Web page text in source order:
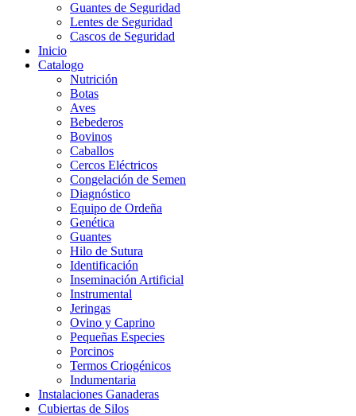
Guantes de Seguridad
Lentes de Seguridad
Cascos de Seguridad
Inicio
Catalogo
Nutrición
Botas
Aves
Bebederos
Bovinos
Caballos
Cercos Eléctricos
Congelación de Semen
Diagnóstico
Equipo de Ordeña
Genética
Guantes
Hilo de Sutura
Identificación
Inseminación Artificial
Instrumental
Jeringas
Ovino y Caprino
Pequeñas Especies
Porcinos
Termos Criogénicos
Indumentaria
Instalaciones Ganaderas
Cubiertas de Silos